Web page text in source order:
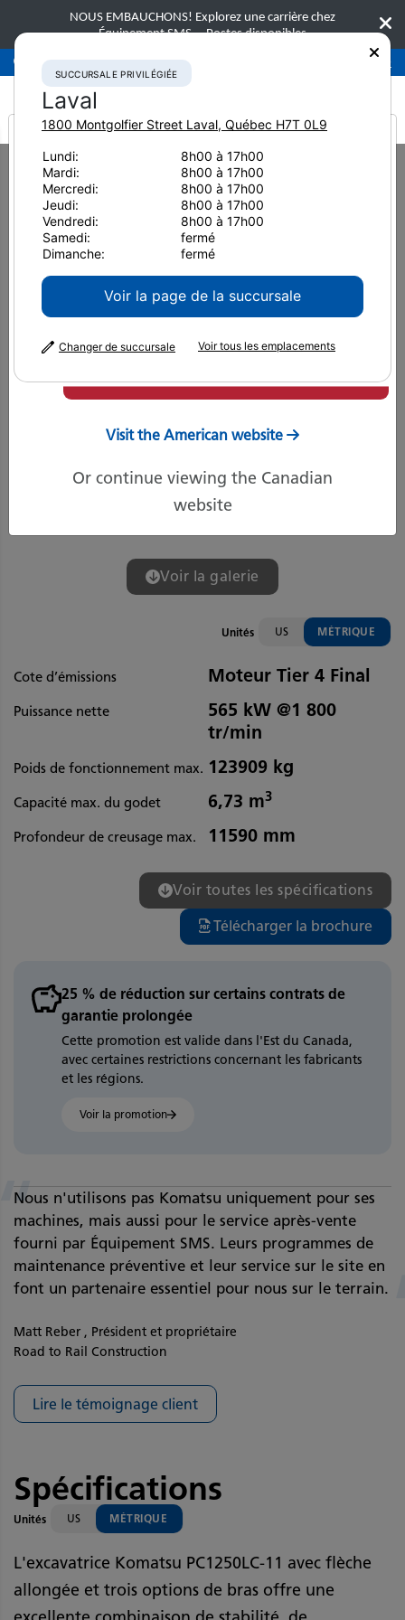
NOUS EMBAUCHONS! Explorez une carrière chez
Équipement SMS. Postes disponibles
Succursale privilégiéeLaval 450-781-9600
Home Équipement neuf Excavatrices
Grosses excavatrices
Komatsu PC1250LC-11
Grosses excavatrices
Komatsu PC1250LC-11
Voir la galerie
Unités US MÉTRIQUE
Cote d’émissions Moteur Tier 4 Final
Puissance nette
565 kW @1 800
tr/min
Poids de fonctionnement max. 123909 kg
Capacité max. du godet 6,73 m3
Profondeur de creusage max. 11590 mm
Voir toutes les spécifications
Télécharger la brochure
25 % de réduction sur certains contrats de
garantie prolongée
Cette promotion est valide dans l'Est du Canada,
avec certaines restrictions concernant les fabricants
et les régions.
Voir la promotion
Nous n'utilisons pas Komatsu uniquement pour ses
machines, mais aussi pour le service après-vente
fourni par Équipement SMS. Leurs programmes de
maintenance préventive et leur service sur le site en
font un partenaire essentiel pour nous sur le terrain.
Matt Reber , Président et propriétaire
Road to Rail Construction
Lire le témoignage client
Spécifications
Unités US MÉTRIQUE
L'excavatrice Komatsu PC1250LC-11 avec flèche
allongée et trois options de bras offre une
It looks like you are
from America
Visit the American website
Or continue viewing the Canadian
website
SUCCURSALE PRIVILÉGIÉE
Laval
1800 Montgolfier Street Laval, Québec H7T 0L9
Lundi:
8h00 à 17h00
Mardi:
8h00 à 17h00
Mercredi:
8h00 à 17h00
Jeudi:
8h00 à 17h00
Vendredi:
8h00 à 17h00
Samedi:
fermé
Dimanche:
fermé
Voir la page de la succursale
Changer de succursale Voir tous les emplacements